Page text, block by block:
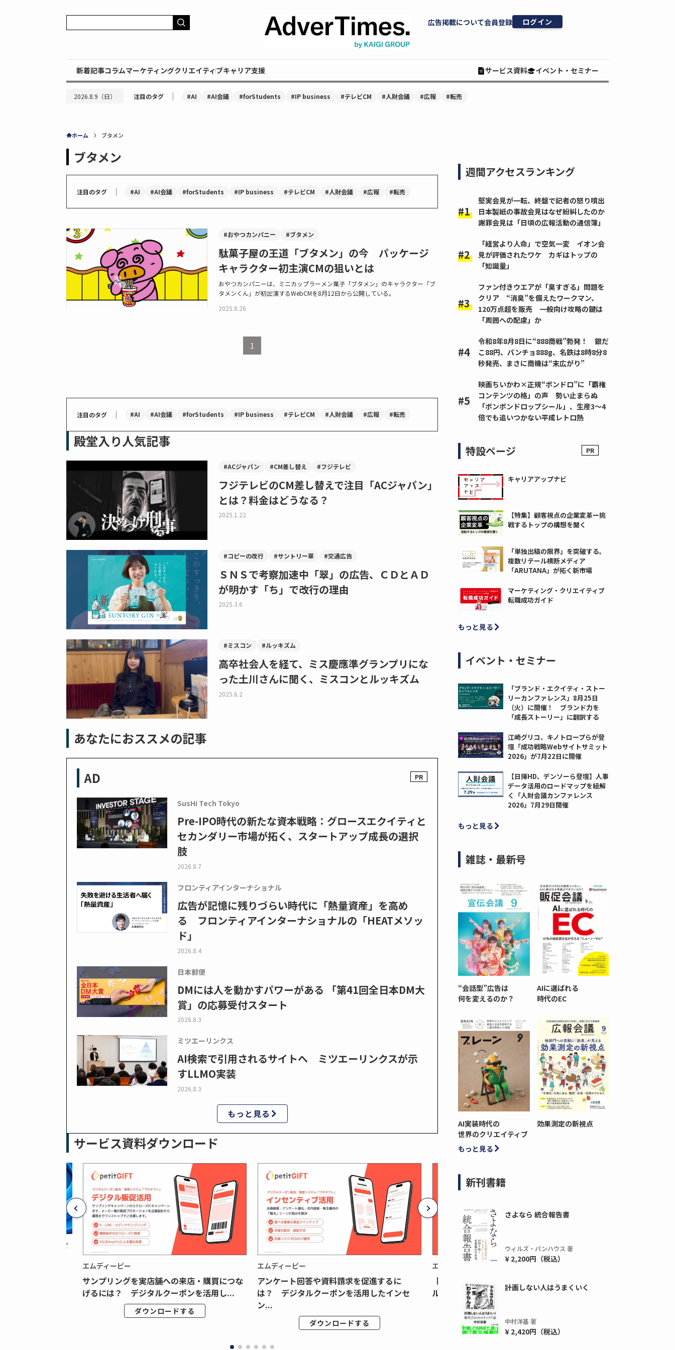
広告掲載について会員登録 ログイン
新着記事コラムマーケティングクリエイティブキャリア支援 サービス資料 イベント・セミナー
2026.8.9（日） 注目のタグ ｜ #AI #AI会議 #forStudents #IP business #テレビCM #人財会議 #広報 #転売
ホーム ブタメン
ブタメン
注目のタグ ｜ #AI #AI会議 #forStudents #IP business #テレビCM #人財会議 #広報 #転売
#おやつカンパニー #ブタメン
駄菓子屋の王道「ブタメン」の今 パッケージ
キャラクター初主演CMの狙いとは
おやつカンパニーは、ミニカップラーメン菓子「ブタメン」のキャラクター「ブ
タメンくん」が初出演するWebCMを8月12日から公開している。
2025.8.26
1
注目のタグ ｜ #AI #AI会議 #forStudents #IP business #テレビCM #人財会議 #広報 #転売
殿堂入り人気記事
#ACジャパン #CM差し替え #フジテレビ
フジテレビのCM差し替えで注目「ACジャパン」
とは？料金はどうなる？
2025.1.22
#コピーの改行 #サントリー翠 #交通広告
ＳＮＳで考察加速中「翠」の広告、ＣＤとＡＤ
が明かす「ち」で改行の理由
2025.3.6
#ミスコン #ルッキズム
高卒社会人を経て、ミス慶應準グランプリにな
った土川さんに聞く、ミスコンとルッキズム
2025.6.2
あなたにおススメの記事
AD
SusHi Tech Tokyo
Pre-IPO時代の新たな資本戦略：グロースエクイティと
セカンダリー市場が拓く、スタートアップ成長の選択
肢
2026.8.7
フロンティアインターナショナル
広告が記憶に残りづらい時代に「熱量資産」を高め
る フロンティアインターナショナルの「HEATメソッ
ド」
2026.8.4
日本郵便
DMには人を動かすパワーがある 「第41回全日本DM大
賞」の応募受付スタート
2026.8.3
ミツエーリンクス
AI検索で引用されるサイトへ ミツエーリンクスが示
すLLMO実装
2026.8.3
もっと見る
サービス資料ダウンロード
エムディーピー
サンプリングを実店舗への来店・購買につな
げるには？ デジタルクーポンを活用し...
ダウンロードする
エムディーピー
アンケート回答や資料請求を促進するに
は？ デジタルクーポンを活用したインセ
ン...
ダウンロードする
エムディーピー
【月間1,000万本以上の配布実績！】デジタ
ルクーポンを活用した販促キャンペーンを...
ダウンロードする
週間アクセスランキング
堅実会見が一転、終盤で記者の怒り噴出
日本製紙の事故会見はなぜ紛糾したのか
謝罪会見は「日頃の広報活動の通信簿」
「経営より人命」で空気一変 イオン会
見が評価されたワケ カギはトップの
「知識量」
ファン付きウエアが「臭すぎる」問題を
クリア “消臭”を備えたワークマン、
120万点超を販売 一般向け攻略の鍵は
「周囲への配慮」か
令和8年8月8日に“888商戦”勃発！ 銀だ
こ88円、パンチョ888g、名鉄は8時8分8
秒発売、まさに商機は“末広がり”
映画ちいかわ×正規“ボンドロ”に「覇権
コンテンツの格」の声 勢い止まらぬ
「ボンボンドロップシール」、生産3～4
倍でも追いつかない平成レトロ熱
特設ページ
キャリアアップナビ
【特集】顧客視点の企業変革ー挑
戦するトップの構想を聞く
「単独出稿の限界」を突破する。
複数リテール横断メディア
「ARUTANA」が拓く新市場
マーケティング・クリエイティブ
転職成功ガイド
もっと見る
イベント・セミナー
「ブランド・エクイティ・ストー
リーカンファレンス」8月25日
（火）に開催！ ブランド力を
「成長ストーリー」に翻訳する
江崎グリコ、キノトロープらが登
壇「成功戦略Webサイトサミット
2026」が7月22日に開催
【日揮HD、デンソーら登壇】人事
データ活用のロードマップを紐解
く「人財会議カンファレンス
2026」7月29日開催
もっと見る
雑誌・最新号
“会話型”広告は
何を変えるのか？
AIに選ばれる
時代のEC
AI実装時代の
世界のクリエイティブ
効果測定の新視点
もっと見る
新刊書籍
さよなら 統合報告書
ウィルズ・パンハウス 著
¥ 2,200円（税込）
計画しない人はうまくいく
中村洋基 著
¥ 2,420円（税込）